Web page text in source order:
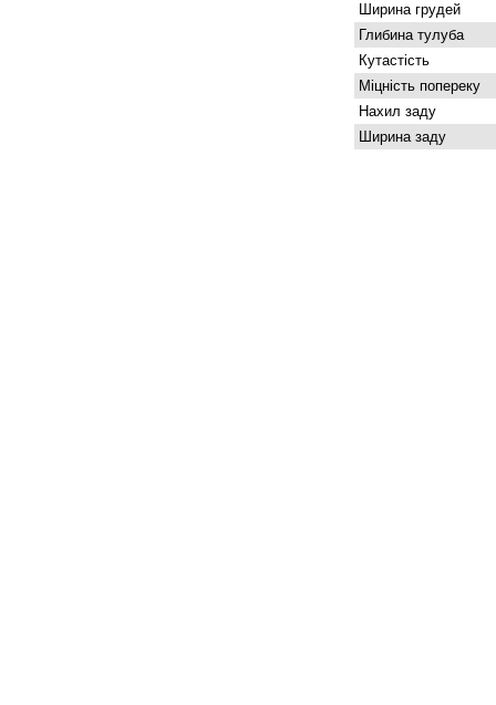
Ширина грудей
Глибина тулуба
Кутастість
Міцність попереку
Нахил заду
Ширина заду